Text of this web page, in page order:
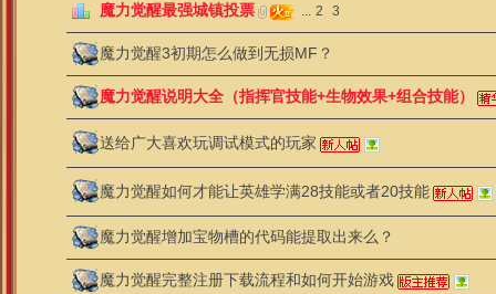
魔力觉醒最强城镇投票 ... 2 3
魔力觉醒3初期怎么做到无损MF？
魔力觉醒说明大全（指挥官技能+生物效果+组合技能）
送给广大喜欢玩调试模式的玩家
魔力觉醒如何才能让英雄学满28技能或者20技能
魔力觉醒增加宝物槽的代码能提取出来么？
魔力觉醒完整注册下载流程和如何开始游戏